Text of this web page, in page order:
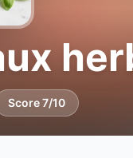
Score 7/10